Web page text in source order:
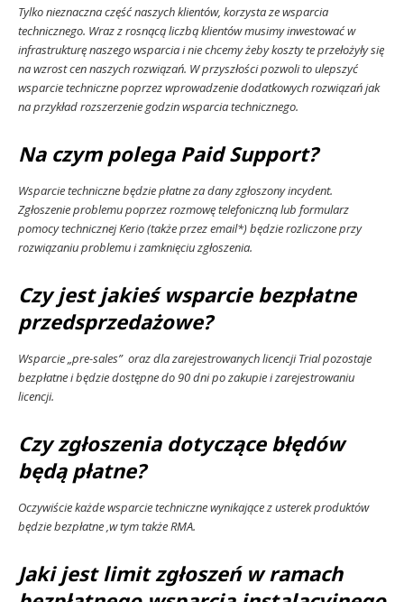
Tylko nieznaczna część naszych klientów, korzysta ze wsparcia
technicznego. Wraz z rosnącą liczbą klientów musimy inwestować w
infrastrukturę naszego wsparcia i nie chcemy żeby koszty te przełożyły się
na wzrost cen naszych rozwiązań. W przyszłości pozwoli to ulepszyć
wsparcie techniczne poprzez wprowadzenie dodatkowych rozwiązań jak
na przykład rozszerzenie godzin wsparcia technicznego.
Na czym polega Paid Support?
Wsparcie techniczne będzie płatne za dany zgłoszony incydent.
Zgłoszenie problemu poprzez rozmowę telefoniczną lub formularz
pomocy technicznej Kerio (także przez email*) będzie rozliczone przy
rozwiązaniu problemu i zamknięciu zgłoszenia.
Czy jest jakieś wsparcie bezpłatne
przedsprzedażowe?
Wsparcie „pre-sales” oraz dla zarejestrowanych licencji Trial pozostaje
bezpłatne i będzie dostępne do 90 dni po zakupie i zarejestrowaniu
licencji.
Czy zgłoszenia dotyczące błędów
będą płatne?
Oczywiście każde wsparcie techniczne wynikające z usterek produktów
będzie bezpłatne ,w tym także RMA.
Jaki jest limit zgłoszeń w ramach